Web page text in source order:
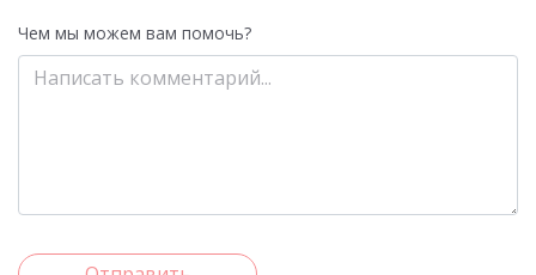
Чем мы можем вам помочь?